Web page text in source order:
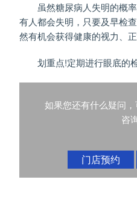
虽然糖尿病人失明的概率
有人都会失明，只要及早检
然有机会获得健康的视力、正
划重点!定期进行眼底的
如果您还有什么疑问
咨
门店预约